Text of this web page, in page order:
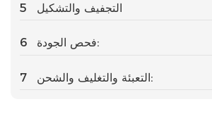
5 التجفيف والتشكيل
6 فحص الجودة:
7 التعبئة والتغليف والشحن: